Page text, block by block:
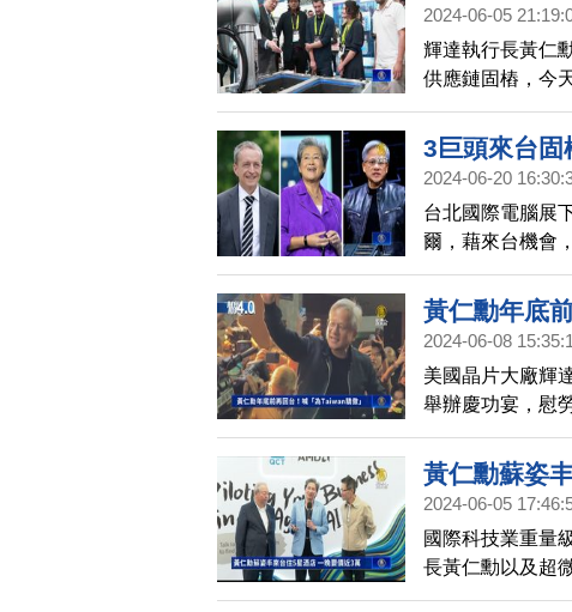
2024-06-05
輝達執行長黃仁
供應鏈固樁，今
腦展，參訪台廠
敏珊則是頻頻稱
3巨頭來台固
2024-06-20
台北國際電腦展
爾，藉來台機會
早味懷舊餐廳設
受邀出席。黃仁
黃仁勳年底
2024-06-08
美國晶片大廠輝
舉辦慶功宴，慰
感到驕傲，幫助
灣。
黃仁勳蘇姿
2024-06-05
國際科技業重量
長黃仁勳以及超
北文華東方酒店